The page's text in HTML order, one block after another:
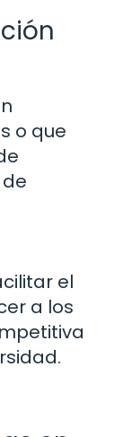
o que
el
a los